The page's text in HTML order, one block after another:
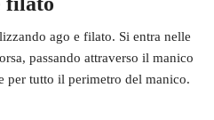
ago e filato. Si entra nelle
passando attraverso il manico
per tutto il perimetro del manico.